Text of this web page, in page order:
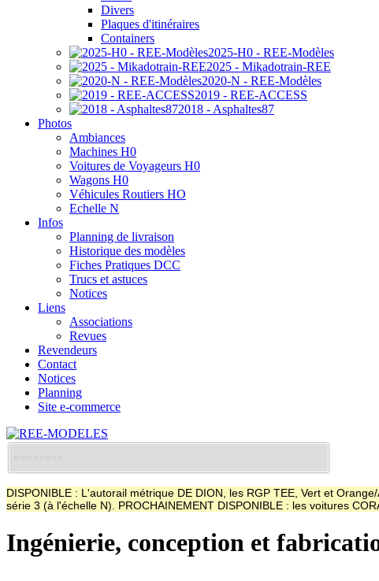
Divers
Plaques d'itinéraires
Containers
2025-H0 - REE-Modèles
2025 - Mikadotrain-REE
2020-N - REE-Modèles
2019 - REE-ACCESS
2018 - Asphaltes87
Photos
Ambiances
Machines H0
Voitures de Voyageurs H0
Wagons H0
Véhicules Routiers HO
Echelle N
Infos
Planning de livraison
Historique des modèles
Fiches Pratiques DCC
Trucs et astuces
Notices
Liens
Associations
Revues
Revendeurs
Contact
Notices
Planning
Site e-commerce
DISPONIBLE : L'autorail métrique DE DION, les RGP TEE, Vert et
série 3 (à l'échelle N). PROCHAINEMENT DISPONIBLE : les voitures
Ingénierie, conception et